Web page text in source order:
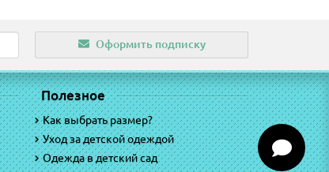
Оформить подписку
Полезное
Как выбрать размер?
Уход за детской одеждой
Одежда в детский сад